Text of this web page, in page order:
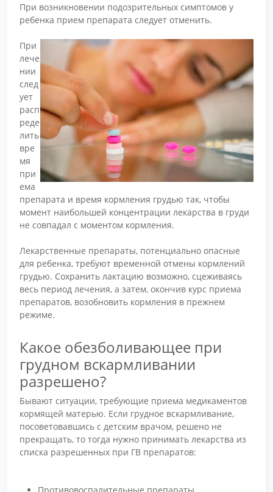
При возникновении подозрительных симптомов у
ребенка прием препарата следует отменить.
При
лече
нии
след
ует
расп
реде
лить
вре
мя
при
ема
препарата и время кормления грудью так, чтобы
момент наибольшей концентрации лекарства в груди
не совпадал с моментом кормления.
Лекарственные препараты, потенциально опасные
для ребенка, требуют временной отмены кормлений
грудью. Сохранить лактацию возможно, сцеживаясь
весь период лечения, а затем, окончив курс приема
препаратов, возобновить кормления в прежнем
режиме.
Какое обезболивающее при
грудном вскармливании
разрешено?
Бывают ситуации, требующие приема медикаментов
кормящей матерью. Если грудное вскармливание,
посоветовавшись с детским врачом, решено не
прекращать, то тогда нужно принимать лекарства из
списка разрешенных при ГВ препаратов: